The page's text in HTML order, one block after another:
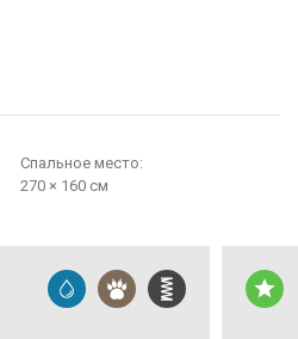
Cпальное место:
270 × 160 см